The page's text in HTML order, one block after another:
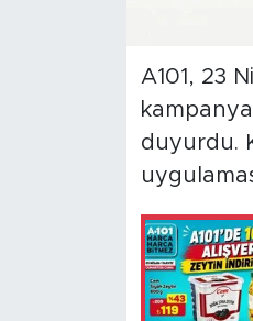
A101, 23
duyurdu.